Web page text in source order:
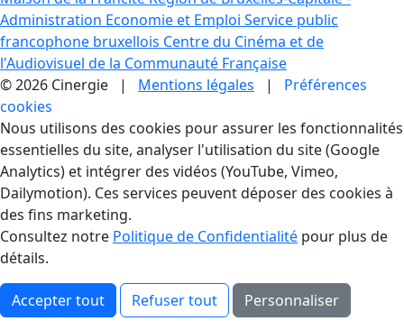
Administration Economie et Emploi Service public
francophone bruxellois Centre du Cinéma et de
l'Audiovisuel de la Communauté Française
© 2026 Cinergie | Mentions légales | Préférences
cookies
Gestion des Cookies
Nous utilisons des cookies pour assurer les fonctionnalités
essentielles du site, analyser l'utilisation du site (Google
Analytics) et intégrer des vidéos (YouTube, Vimeo,
Dailymotion). Ces services peuvent déposer des cookies à
des fins marketing.
Consultez notre Politique de Confidentialité pour plus de
détails.
Accepter tout Refuser tout Personnaliser